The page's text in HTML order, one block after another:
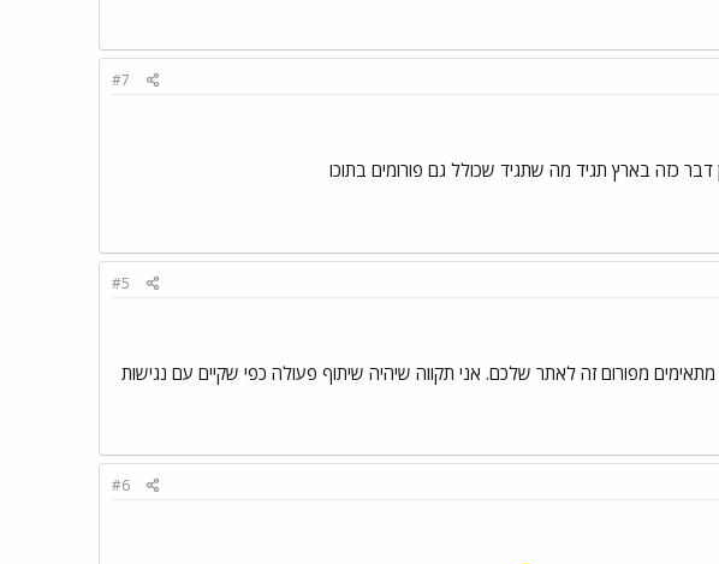
#7
כזה בארץ תגיד מה שתגיד שכולל גם פורומים בתוכו
#5
מפורום זה לאתר שלכם. אני תקווה שיהיה שיתוף פעולה כפי שקיים עם נגישות
#6